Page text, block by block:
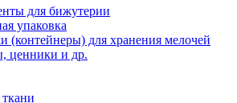
для бижутерии
упаковка
(контейнеры) для хранения мелочей
ценники и др.